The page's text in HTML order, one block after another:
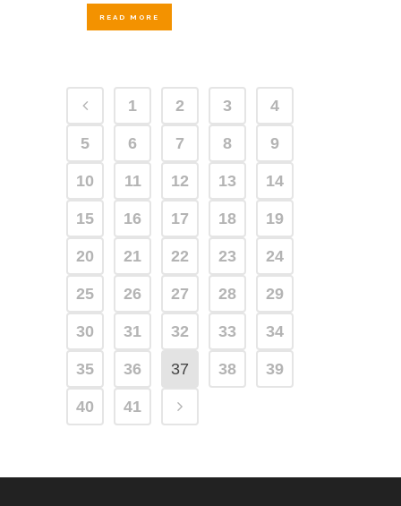
READ MORE
1 2 3 4
5 6 7 8 9
10 11 12 13 14
15 16 17 18 19
20 21 22 23 24
25 26 27 28 29
30 31 32 33 34
35 36 37 38 39
40 41